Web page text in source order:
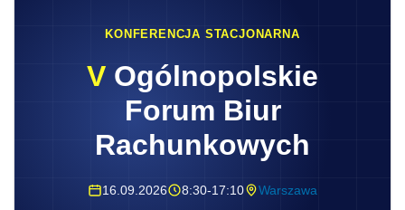
KONFERENCJA STACJONARNA
V Ogólnopolskie
Forum Biur
Rachunkowych
16.09.2026 8:30-17:10 Warszawa